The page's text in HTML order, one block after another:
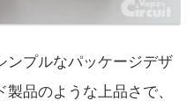
ンプルなパッケージデザ
品のような上品さで、